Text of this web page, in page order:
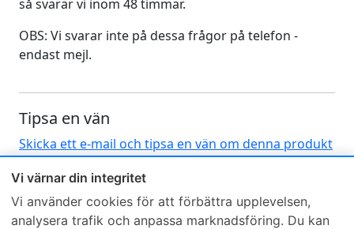
Vi värnar din integritet
Vi använder cookies för att förbättra upplevelsen,
analysera trafik och anpassa marknadsföring. Du kan
så svarar vi inom 48 timmar.
OBS: Vi svarar inte på dessa frågor på telefon -
endast mejl.
Tipsa en vän
Skicka ett e-mail och tipsa en vän om denna produkt